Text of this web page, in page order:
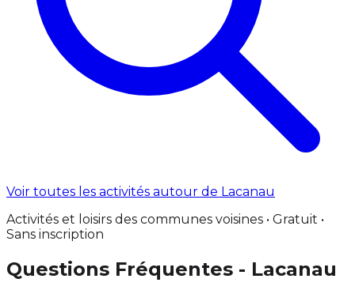
Voir toutes les activités autour de Lacanau
Activités et loisirs des communes voisines • Gratuit •
Sans inscription
Questions Fréquentes - Lacanau